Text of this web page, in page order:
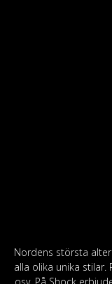
Nordens största
alla olika unika stilar.